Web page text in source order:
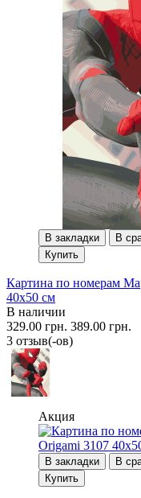
В закладки
В
Купить
Картина по номерам
40x50 см
В наличии
329.00 грн. 389.00 грн.
3 отзыв(-ов)
Акция
В закладки
В
Купить